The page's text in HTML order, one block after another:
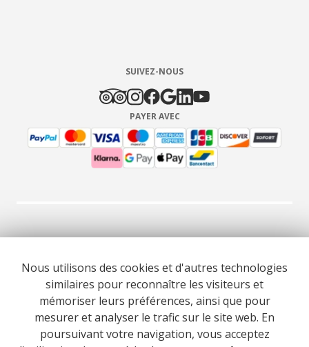
SUIVEZ-NOUS
PAYER AVEC
RNAAT 309/2015RNAVT 7055
Nous utilisons des cookies et d'autres technologies
similaires pour reconnaître les visiteurs et
mémoriser leurs préférences, ainsi que pour
mesurer et analyser le trafic sur le site web. En
poursuivant votre navigation, vous acceptez